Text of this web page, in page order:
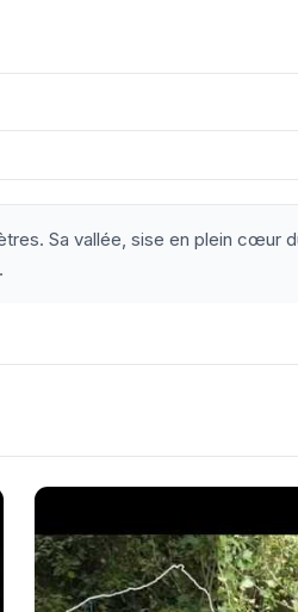
Sa vallée, sise en plein